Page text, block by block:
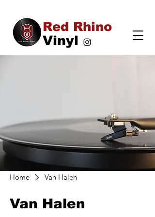
Vinyl
Red Rhino
Home Van Halen
Van Halen